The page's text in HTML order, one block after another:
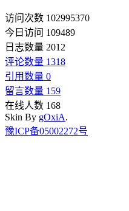
访问次数 102995370
今日访问 109489
日志数量 2012
评论数量 1318
引用数量 0
留言数量 159
在线人数 168
Skin By gOxiA.
豫ICP备05002272号